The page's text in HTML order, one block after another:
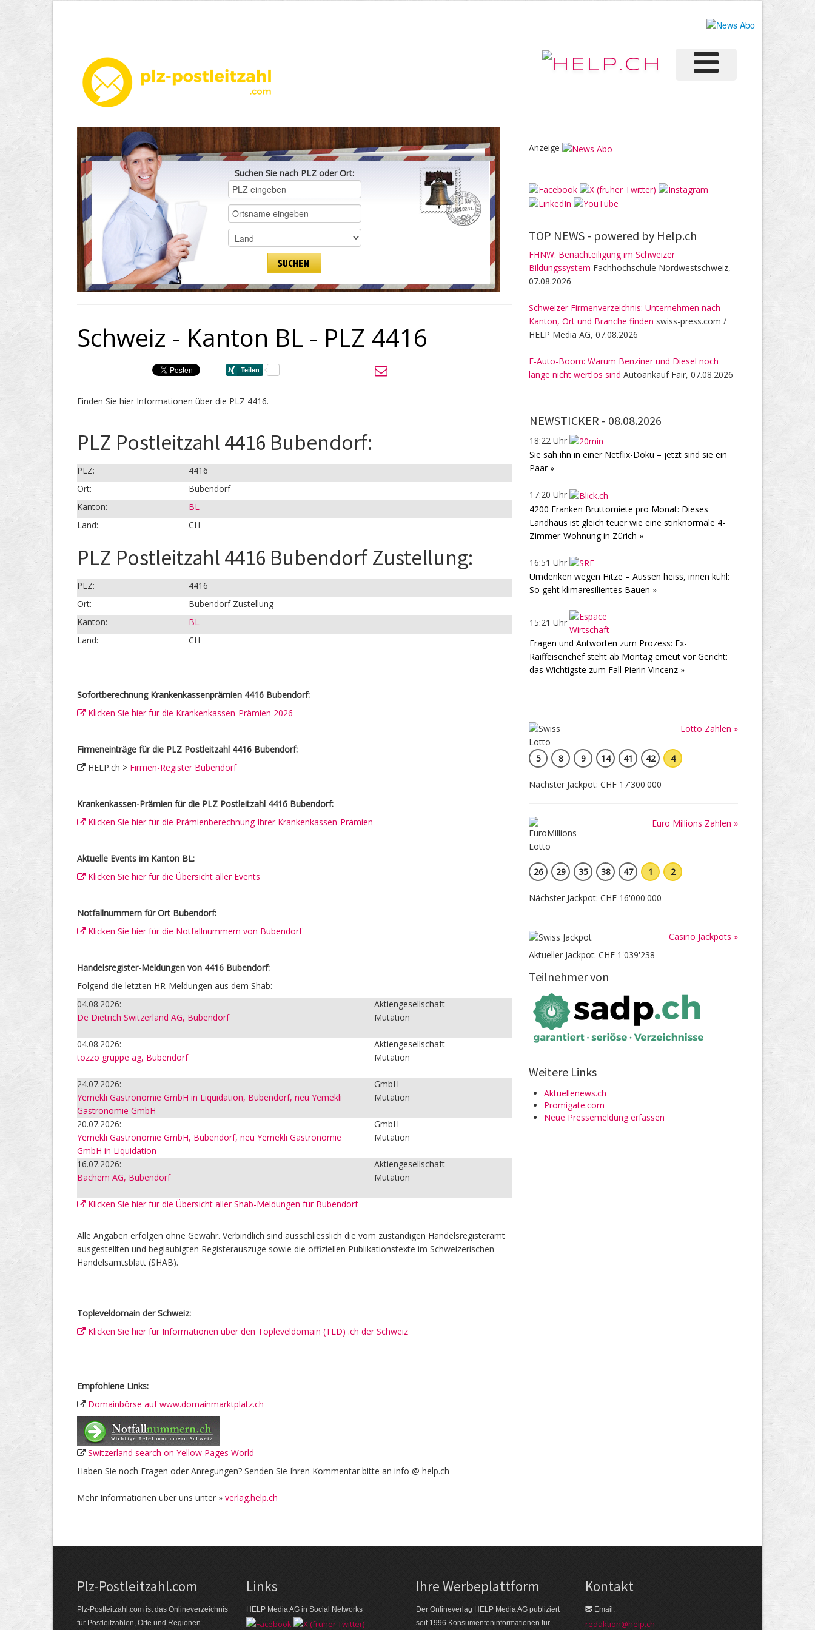
Suchen Sie nach PLZ oder Ort:
Schweiz - Kanton BL - PLZ 4416
Finden Sie hier Informationen über die PLZ 4416.
PLZ Postleitzahl 4416 Bubendorf:
PLZ:
4416
Ort:
Bubendorf
Kanton:
BL
Land:
CH
PLZ Postleitzahl 4416 Bubendorf Zustellung:
PLZ:
4416
Ort:
Bubendorf Zustellung
Kanton:
BL
Land:
CH
Sofortberechnung Krankenkassenprämien 4416 Bubendorf:
Klicken Sie hier für die Krankenkassen-Prämien 2026
Firmeneinträge für die PLZ Postleitzahl 4416 Bubendorf:
HELP.ch > Firmen-Register Bubendorf
Krankenkassen-Prämien für die PLZ Postleitzahl 4416 Bubendorf:
Klicken Sie hier für die Prämienberechnung Ihrer Krankenkassen-Prämien
Aktuelle Events im Kanton BL:
Klicken Sie hier für die Übersicht aller Events
Notfallnummern für Ort Bubendorf:
Klicken Sie hier für die Notfallnummern von Bubendorf
Handelsregister-Meldungen von 4416 Bubendorf:
Folgend die letzten HR-Meldungen aus dem Shab:
04.08.2026:
De Dietrich Switzerland AG, Bubendorf
Aktiengesellschaft
Mutation
04.08.2026:
tozzo gruppe ag, Bubendorf
Aktiengesellschaft
Mutation
24.07.2026:
Yemekli Gastronomie GmbH in Liquidation, Bubendorf, neu Yemekli
Gastronomie GmbH
GmbH
Mutation
20.07.2026:
Yemekli Gastronomie GmbH, Bubendorf, neu Yemekli Gastronomie
GmbH in Liquidation
GmbH
Mutation
16.07.2026:
Bachem AG, Bubendorf
Aktiengesellschaft
Mutation
Klicken Sie hier für die Übersicht aller Shab-Meldungen für Bubendorf
Alle Angaben erfolgen ohne Gewähr. Verbindlich sind ausschliesslich die vom zuständigen Handelsregisteramt
ausgestellten und beglaubigten Registerauszüge sowie die offiziellen Publikationstexte im Schweizerischen
Handelsamtsblatt (SHAB).
Topleveldomain der Schweiz:
Klicken Sie hier für Informationen über den Topleveldomain (TLD) .ch der Schweiz
Empfohlene Links:
Domainbörse auf www.domainmarktplatz.ch
Switzerland search on Yellow Pages World
Haben Sie noch Fragen oder Anregungen? Senden Sie Ihren Kommentar bitte an info @ help.ch
Mehr Informationen über uns unter » verlag.help.ch
Anzeige
TOP NEWS - powered by Help.ch
FHNW: Benachteiligung im Schweizer
Bildungssystem Fachhochschule Nordwestschweiz,
07.08.2026
Schweizer Firmenverzeichnis: Unternehmen nach
Kanton, Ort und Branche finden swiss-press.com /
HELP Media AG, 07.08.2026
E-Auto-Boom: Warum Benziner und Diesel noch
lange nicht wertlos sind Autoankauf Fair, 07.08.2026
NEWSTICKER - 08.08.2026
18:22 Uhr
Sie sah ihn in einer Netflix-Doku – jetzt sind sie ein
Paar »
17:20 Uhr
4200 Franken Bruttomiete pro Monat: Dieses
Landhaus ist gleich teuer wie eine stinknormale 4-
Zimmer-Wohnung in Zürich »
16:51 Uhr
Umdenken wegen Hitze – Aussen heiss, innen kühl:
So geht klimaresilientes Bauen »
15:21 Uhr
Fragen und Antworten zum Prozess: Ex-
Raiffeisenchef steht ab Montag erneut vor Gericht:
das Wichtigste zum Fall Pierin Vincenz »
Lotto Zahlen »
5 8 9 14 41 42 4
Nächster Jackpot: CHF 17'300'000
Euro Millions Zahlen »
26 29 35 38 47 1 2
Nächster Jackpot: CHF 16'000'000
Casino Jackpots »
Aktueller Jackpot: CHF 1'039'238
Teilnehmer von
Weitere Links
Aktuellenews.ch
Promigate.com
Neue Pressemeldung erfassen
Plz-Postleitzahl.com
Plz-Postleitzahl.com ist das Onlineverzeichnis
für Postleitzahlen, Orte und Regionen.
Links
HELP Media AG in Social Networks
Ihre Werbeplattform
Der Onlineverlag HELP Media AG publiziert
seit 1996 Konsumenten­informationen für
Kontakt
Email:
redaktion@help.ch